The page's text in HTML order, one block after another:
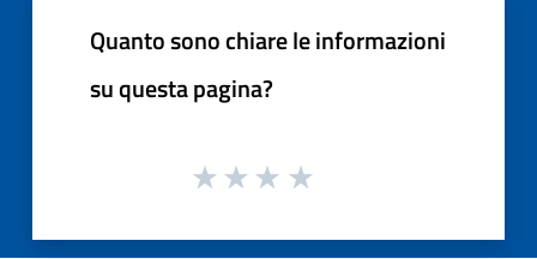
Quanto sono chiare le informazioni
su questa pagina?